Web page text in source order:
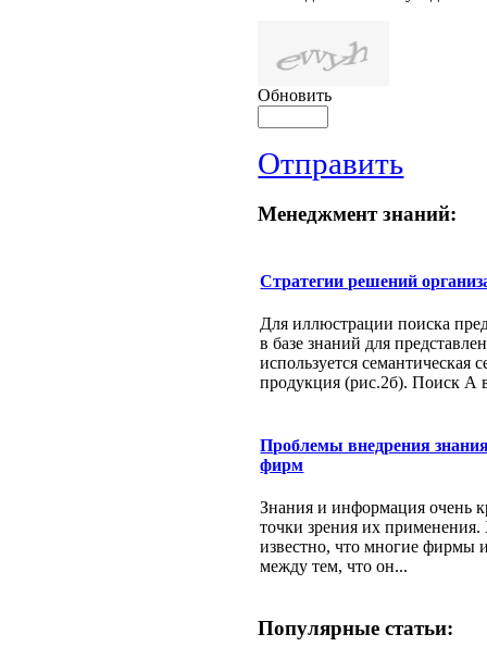
Обновить
Отправить
Менеджмент знаний:
Стратегии решений
Для иллюстрации поиска
в базе знаний для
используется семантическая
продукция (рис.2б). Поиск А
Проблемы внедрения
фирм
Знания и информация очень
точки зрения их
известно, что многие фирмы
между тем, что он...
Популярные статьи: